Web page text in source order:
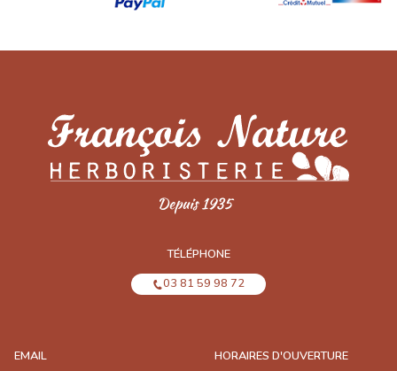
TÉLÉPHONE
03 81 59 98 72
EMAIL
HORAIRES D'OUVERTURE